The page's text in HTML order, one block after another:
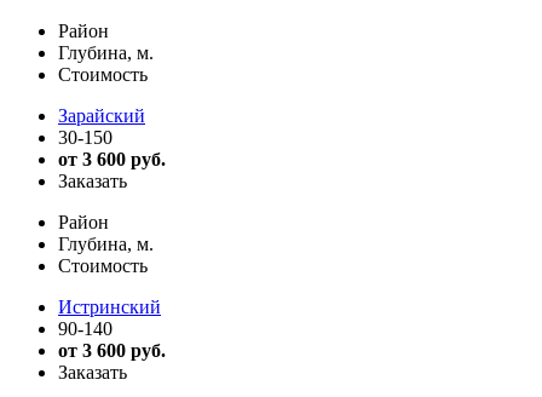
Район
Глубина, м.
Стоимость
Зарайский
30-150
от 3 600 руб.
Заказать
Район
Глубина, м.
Стоимость
Истринский
90-140
от 3 600 руб.
Заказать